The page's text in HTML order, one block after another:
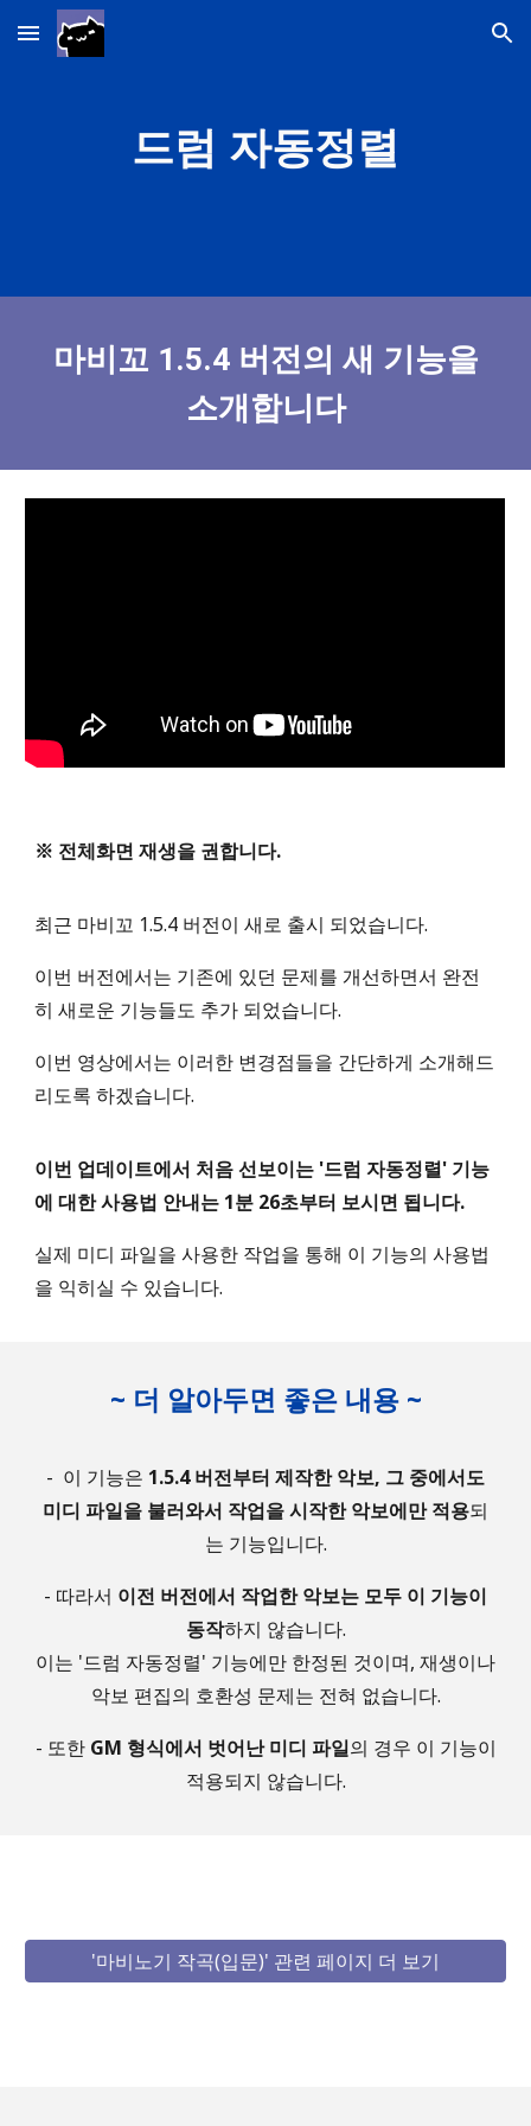
Skip to main content Skip to navigation
드럼 자동정렬
마비꼬 1.5.4 버전의 새 기능을
소개합니다
※ 전체화면 재생을 권합니다.
최근 마비꼬 1.5.4 버전이 새로 출시 되었습니다.
이번 버전에서는 기존에 있던 문제를 개선하면서 완전
히 새로운 기능들도 추가 되었습니다.
이번 영상에서는 이러한 변경점들을 간단하게 소개해드
리도록 하겠습니다.
이번 업데이트에서 처음 선보이는 '드럼 자동정렬' 기능
에 대한 사용법 안내는 1분 26초부터 보시면 됩니다.
실제 미디 파일을 사용한 작업을 통해 이 기능의 사용법
을 익히실 수 있습니다.
~ 더 알아두면 좋은 내용 ~
- 이 기능은 1.5.4 버전부터 제작한 악보, 그 중에서도
미디 파일을 불러와서 작업을 시작한 악보에만 적용되
는 기능입니다.
- 따라서 이전 버전에서 작업한 악보는 모두 이 기능이
동작하지 않습니다.
이는 '드럼 자동정렬' 기능에만 한정된 것이며, 재생이나
악보 편집의 호환성 문제는 전혀 없습니다.
- 또한 GM 형식에서 벗어난 미디 파일의 경우 이 기능이
적용되지 않습니다.
'마비노기 작곡(입문)' 관련 페이지 더 보기